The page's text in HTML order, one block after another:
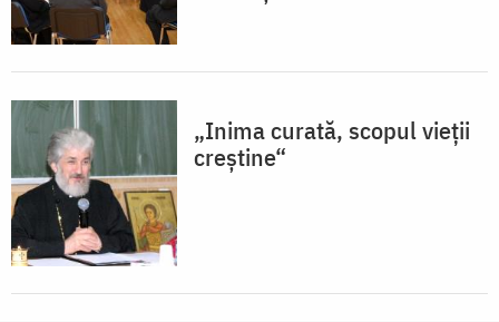
„Inima curată, scopul vieţii
creştine“